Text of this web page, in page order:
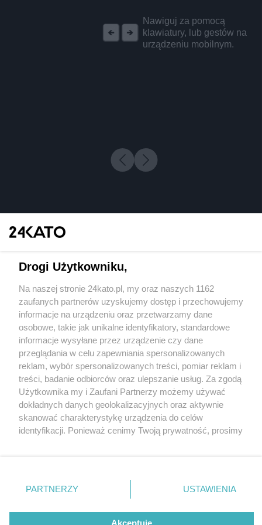
Nawiguj za pomocą
klawiatury, lub gestów na
urządzeniu mobilnym.
5 / 0
Wydawca mediów lokalnych
Nie zapomnij
zapoznać się z:
polityką prywatności regulamin korzystania z portali
Twojemiasto
Piekary Śląskie
Chorzów
Tarnowskie Góry
Gliwice
Skontakuj sięz nami
Kontakt
Wydawca
Redakcja
Drogi Użytkowniku,
Na naszej stronie 24kato.pl, my oraz naszych 1162
zaufanych partnerów uzyskujemy dostęp i przechowujemy
informacje na urządzeniu oraz przetwarzamy dane
osobowe, takie jak unikalne identyfikatory, standardowe
informacje wysyłane przez urządzenie czy dane
przeglądania w celu zapewniania spersonalizowanych
reklam, wybór spersonalizowanych treści, pomiar reklam i
treści, badanie odbiorców oraz ulepszanie usług. Za zgodą
Użytkownika my i Zaufani Partnerzy możemy używać
dokładnych danych geolokalizacyjnych oraz aktywnie
skanować charakterystykę urządzenia do celów
identyfikacji. Ponieważ cenimy Twoją prywatność, prosimy
prywatności znajdujący się w lewym dolnym rogu strony
. Niektóre rodzaje przetwarzania danych nie wymagają
zgody użytkownika, ale masz prawo sprzeciwić się
takiemu przetwarzaniu. Preferencje będą miały
PARTNERZY USTAWIENIA
Akceptuję